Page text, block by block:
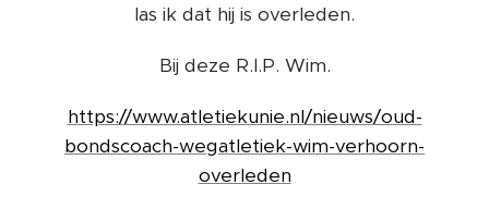
las ik dat hij is overleden.
Bij deze R.I.P. Wim.
https://www.atletiekunie.nl/nieuws/oud-
bondscoach-wegatletiek-wim-verhoorn-
overleden